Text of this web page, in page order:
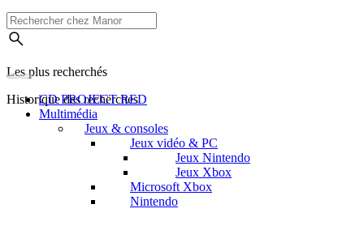
Les plus recherchés
Historique des recherches
CD PROJECT RED
Multimédia
Jeux & consoles
Jeux vidéo & PC
Jeux Nintendo
Jeux Xbox
Microsoft Xbox
Nintendo